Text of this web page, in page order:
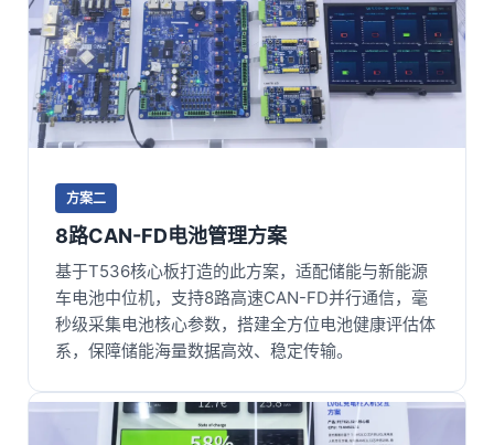
方案二
8路CAN-FD电池管理方案
基于T536核心板打造的此方案，适配储能与新能源
车电池中位机，支持8路高速CAN-FD并行通信，毫
秒级采集电池核心参数，搭建全方位电池健康评估体
系，保障储能海量数据高效、稳定传输。